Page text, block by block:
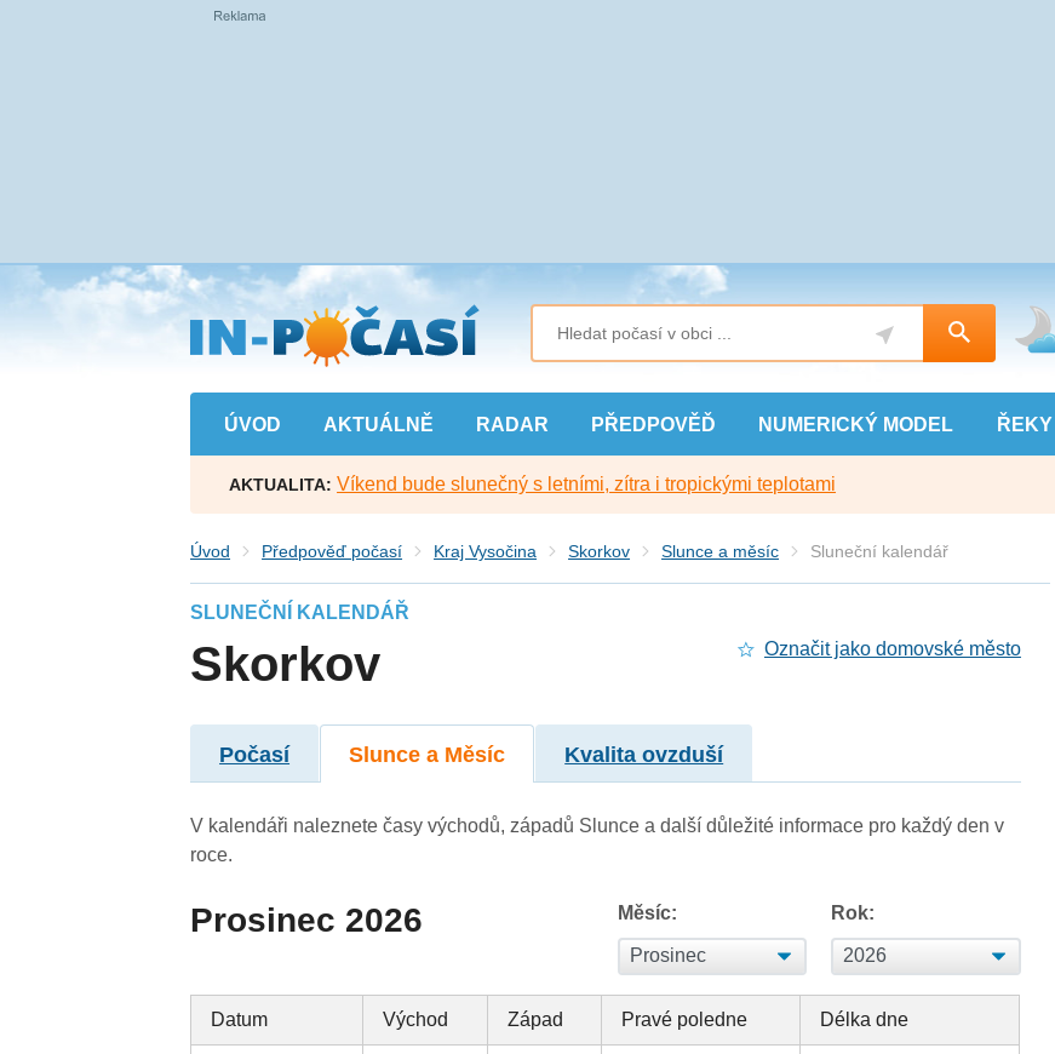
Přejít
na
hlavní
obsah
ÚVOD AKTUÁLNĚ RADAR PŘEDPOVĚĎ NUMERICKÝ MODEL ŘEKY
AKTUALITA: Víkend bude slunečný s letními, zítra i tropickými teplotami
Úvod Předpověď počasí Kraj Vysočina Skorkov Slunce a měsíc Sluneční kalendář
SLUNEČNÍ KALENDÁŘ
Skorkov Označit jako domovské město
Počasí Slunce a Měsíc Kvalita ovzduší
V kalendáři naleznete časy východů, západů Slunce a další důležité informace pro každý den v
roce.
Prosinec 2026 Měsíc: Rok:
Datum Východ Západ Pravé poledne Délka dne